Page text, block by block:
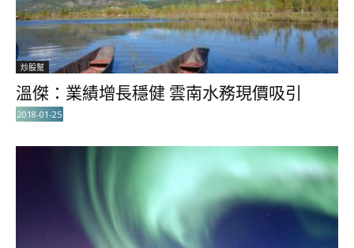
炒股幫
溫傑：業績增長穩健 雲南水務現價吸引
2018-01-25